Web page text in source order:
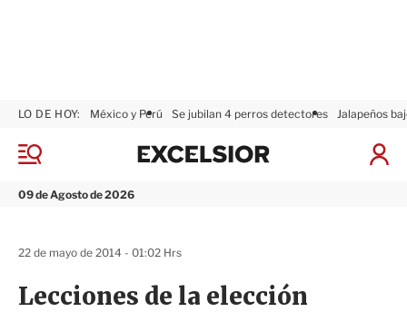
M
n
09 de Agosto de 2026
LO DE HOY: México y Perú Se jubilan 4 perros detectores Jalapeños
I
x
r
Lecciones de la elección
22 de mayo de 2014 - 01:02 Hrs